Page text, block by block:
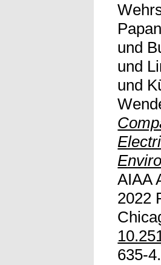
und
und
und
AIAA
2022
635-